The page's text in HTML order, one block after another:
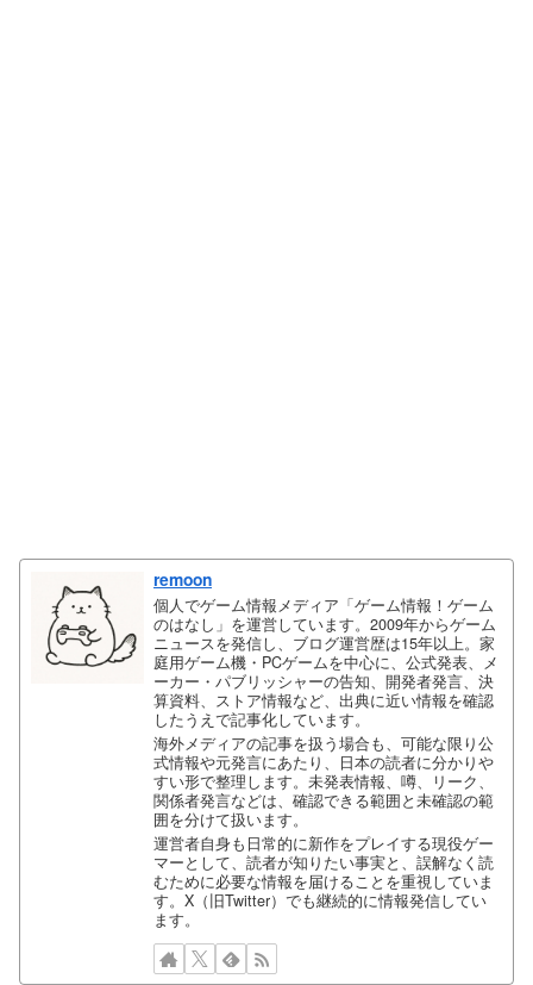
remoon
個人でゲーム情報メディア「ゲーム情報！ゲーム
のはなし」を運営しています。2009年からゲーム
ニュースを発信し、ブログ運営歴は15年以上。家
庭用ゲーム機・PCゲームを中心に、公式発表、メ
ーカー・パブリッシャーの告知、開発者発言、決
算資料、ストア情報など、出典に近い情報を確認
したうえで記事化しています。
海外メディアの記事を扱う場合も、可能な限り公
式情報や元発言にあたり、日本の読者に分かりや
すい形で整理します。未発表情報、噂、リーク、
関係者発言などは、確認できる範囲と未確認の範
囲を分けて扱います。
運営者自身も日常的に新作をプレイする現役ゲー
マーとして、読者が知りたい事実と、誤解なく読
むために必要な情報を届けることを重視していま
す。X（旧Twitter）でも継続的に情報発信してい
ます。